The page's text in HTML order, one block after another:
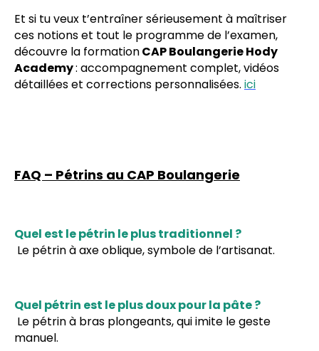
Et si tu veux t’entraîner sérieusement à maîtriser
ces notions et tout le programme de l’examen,
découvre la formationCAP Boulangerie Hody
Academy: accompagnement complet, vidéos
détaillées et corrections personnalisées. ici
FAQ – Pétrins au CAP Boulangerie
Quel est le pétrin le plus traditionnel ?
Le pétrin à axe oblique, symbole de l’artisanat.
Quel pétrin est le plus doux pour la pâte ?
Le pétrin à bras plongeants, qui imite le geste
manuel.